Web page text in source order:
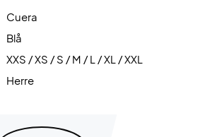
Cuera
Blå
XXS / XS / S / M / L / XL / XXL
Herre